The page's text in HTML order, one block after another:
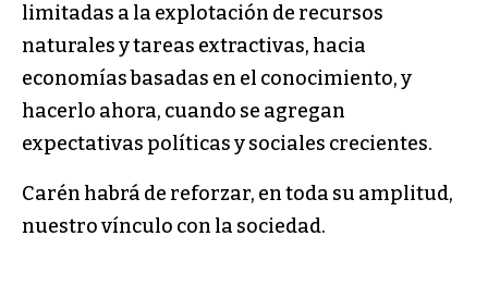
limitadas a la explotación de recursos
naturales y tareas extractivas, hacia
economías basadas en el conocimiento, y
hacerlo ahora, cuando se agregan
expectativas políticas y sociales crecientes.
Carén habrá de reforzar, en toda su amplitud,
nuestro vínculo con la sociedad.